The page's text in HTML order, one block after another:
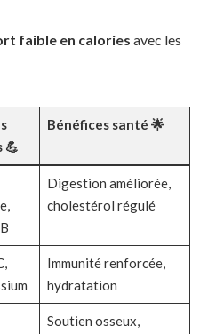
faible en calories avec les
💪
Bénéfices santé 🌟
Digestion améliorée,
cholestérol régulé
Immunité renforcée,
hydratation
Soutien osseux,